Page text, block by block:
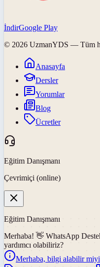
İndirGoogle Play
© 2026 UzmanYDS — Tüm
Anasayfa
Dersler
Yorumlar
Blog
Ücretler
Eğitim Danışmanı
Çevrimiçi (online)
Eğitim Danışmanı
Merhaba! 👋 WhatsApp
yardımcı olabiliriz?
Merhaba, bilgi alabilir